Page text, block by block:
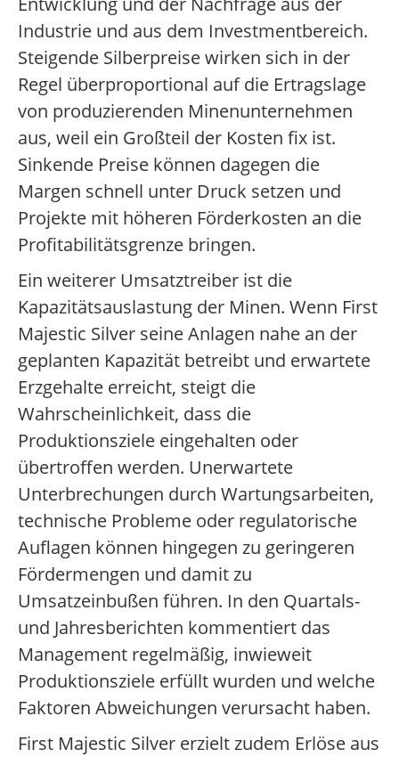
Industrie und aus dem Investmentbereich.
Steigende Silberpreise wirken sich in der
Regel überproportional auf die Ertragslage
von produzierenden Minenunternehmen
aus, weil ein Großteil der Kosten fix ist.
Sinkende Preise können dagegen die
Margen schnell unter Druck setzen und
Projekte mit höheren Förderkosten an die
Profitabilitätsgrenze bringen.
Ein weiterer Umsatztreiber ist die
Kapazitätsauslastung der Minen. Wenn First
Majestic Silver seine Anlagen nahe an der
geplanten Kapazität betreibt und erwartete
Erzgehalte erreicht, steigt die
Wahrscheinlichkeit, dass die
Produktionsziele eingehalten oder
übertroffen werden. Unerwartete
Unterbrechungen durch Wartungsarbeiten,
technische Probleme oder regulatorische
Auflagen können hingegen zu geringeren
Fördermengen und damit zu
Umsatzeinbußen führen. In den Quartals-
und Jahresberichten kommentiert das
Management regelmäßig, inwieweit
Produktionsziele erfüllt wurden und welche
Faktoren Abweichungen verursacht haben.
First Majestic Silver erzielt zudem Erlöse aus